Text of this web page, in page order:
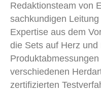
Redaktionsteam von
sachkundigen
Expertise aus dem
die Sets auf Herz
verschiedenen
zertifizierten